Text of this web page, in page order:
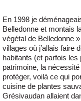
En 1998 je
Belledonne et montais
végétal de Belledonne
villages où j’allais faire
habitants (et parfois
patrimoine, la
protéger, voilà ce qui
cuisine de plantes
Grésivaudan allaient